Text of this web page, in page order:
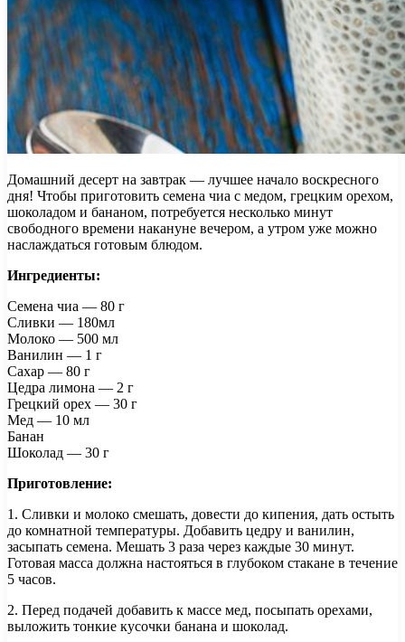
Домашний десерт на завтрак — лучшее начало воскресного
дня! Чтобы приготовить семена чиа с медом, грецким орехом,
шоколадом и бананом, потребуется несколько минут
свободного времени накануне вечером, а утром уже можно
наслаждаться готовым блюдом.
Ингредиенты:
Семена чиа — 80 г
Сливки — 180мл
Молоко — 500 мл
Ванилин — 1 г
Сахар — 80 г
Цедра лимона — 2 г
Грецкий орех — 30 г
Мед — 10 мл
Банан
Шоколад — 30 г
Приготовление:
1. Сливки и молоко смешать, довести до кипения, дать остыть
до комнатной температуры. Добавить цедру и ванилин,
засыпать семена. Мешать 3 раза через каждые 30 минут.
Готовая масса должна настояться в глубоком стакане в течение
5 часов.
2. Перед подачей добавить к массе мед, посыпать орехами,
выложить тонкие кусочки банана и шоколад.